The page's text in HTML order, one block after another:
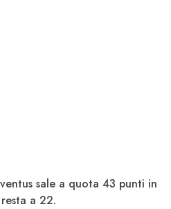
sale a quota 43 punti in
a 22.